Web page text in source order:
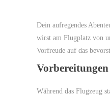
Dein aufregendes
wirst am Flugplatz von
Vorfreude auf das
Während das Flugzeug